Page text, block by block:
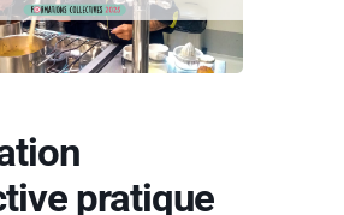
pratique